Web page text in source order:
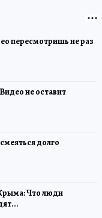
пересмотришь не раз
не оставит
долго
Что люди